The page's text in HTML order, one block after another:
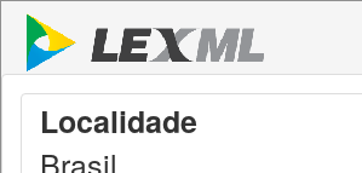
Localidade
Brasil